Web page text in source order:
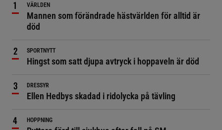
VÄRLDEN
Mannen som förändrade hästvärlden för alltid är
död
SPORTNYTT
Hingst som satt djupa avtryck i hoppaveln är död
DRESSYR
Ellen Hedbys skadad i ridolycka på tävling
HOPPNING